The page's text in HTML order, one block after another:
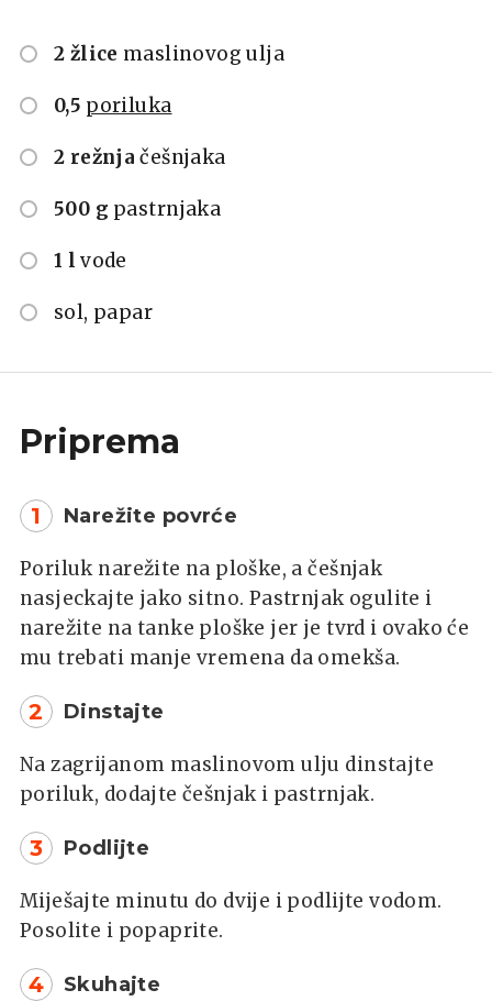
2 žlice maslinovog ulja
0,5 poriluka
2 režnja češnjaka
500 g pastrnjaka
1 l vode
sol, papar
Priprema
1 Narežite povrće
Poriluk narežite na ploške, a češnjak
nasjeckajte jako sitno. Pastrnjak ogulite i
narežite na tanke ploške jer je tvrd i ovako će
mu trebati manje vremena da omekša.
2 Dinstajte
Na zagrijanom maslinovom ulju dinstajte
poriluk, dodajte češnjak i pastrnjak.
3 Podlijte
Miješajte minutu do dvije i podlijte vodom.
Posolite i popaprite.
4 Skuhajte